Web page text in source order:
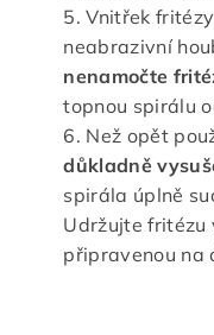
Vnitřek
neabrazivní
nenamočte
topnou spirálu
Než opět
důkladně
spirála úplně
Udržujte fritézu
připravenou na